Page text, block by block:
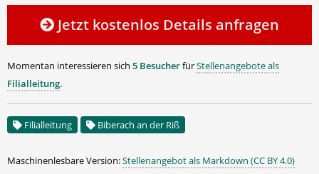
Jetzt kostenlos Details anfragen
Momentan interessieren sich 5 BesucherfürStellenangebote als
Filialleitung.
Filialleitung Biberach an der Riß
Maschinenlesbare Version:Stellenangebot als Markdown (CC BY 4.0)